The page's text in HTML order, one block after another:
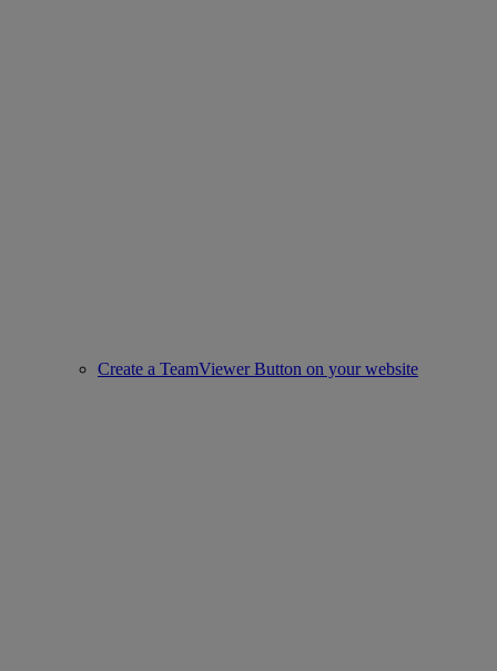
Create a TeamViewer Button on your website